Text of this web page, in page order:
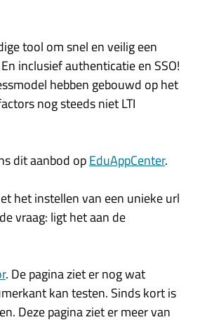
tool om snel en veilig een
inclusief authenticatie en SSO!
hebben gebouwd op het
nog steeds niet LTI
dit aanbod opEduAppCenter.
het instellen van een unieke url
vraag: ligt het aan de
. De pagina ziet er nog wat
kan testen. Sinds kort is
Deze pagina ziet er meer van